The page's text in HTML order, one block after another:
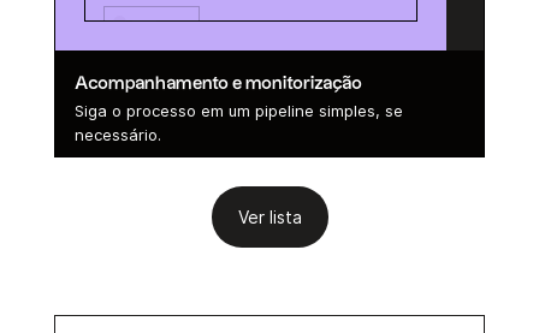
Acompanhamento e monitorização
Siga o processo em um pipeline simples, se
necessário.
Ver lista